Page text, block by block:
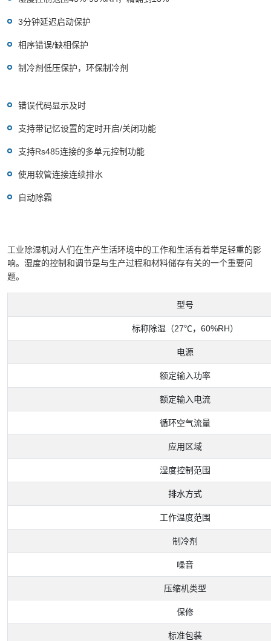
3分钟延迟启动保护
相序错误/缺相保护
制冷剂低压保护，环保制冷剂
错误代码显示及时
支持带记忆设置的定时开启/关闭功能
支持Rs485连接的多单元控制功能
使用软管连接连续排水
自动除霜
工业除湿机对人们在生产生活环境中的工作和生活有着举足轻重的影
响。湿度的控制和调节是与生产过程和材料储存有关的一个重要问
题。
型号
标称除湿（27℃，60%RH）
电源
额定输入功率
额定输入电流
循环空气流量
应用区域
湿度控制范围
排水方式
工作温度范围
制冷剂
噪音
压缩机类型
保修
标准包装